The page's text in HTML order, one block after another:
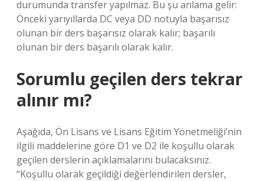
durumunda transfer yapılmaz. Bu şu anlama gelir:
Önceki yarıyıllarda DC veya DD notuyla başarısız
olunan bir ders başarısız olarak kalır; başarılı
olunan bir ders başarılı olarak kalır.
Sorumlu geçilen ders tekrar
alınır mı?
Aşağıda, Ön Lisans ve Lisans Eğitim Yönetmeliği’nin
ilgili maddelerine göre D1 ve D2 ile koşullu olarak
geçilen derslerin açıklamalarını bulacaksınız.
“Koşullu olarak geçildiği değerlendirilen dersler,